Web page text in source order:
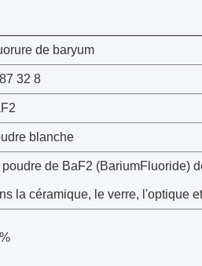
de baryum
32 8
blanche
poudre de BaF2 (BariumFluoride)
la céramique, le verre, l'optique